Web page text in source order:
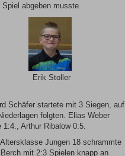
Spiel abgeben musste.
Erik Stoller
Schäfer startete mit 3 Siegen, auf
folgten. Elias Weber
1:4., Arthur Ribalow 0:5.
Altersklasse Jungen 18 schrammte
mit 2:3 Spielen knapp an